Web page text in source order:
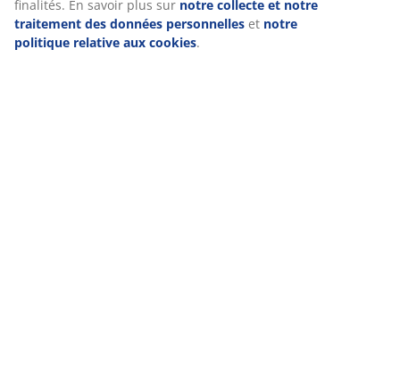
finalités. En savoir plus sur notre collecte et notre
traitement des données personnelles et notre
politique relative aux cookies.